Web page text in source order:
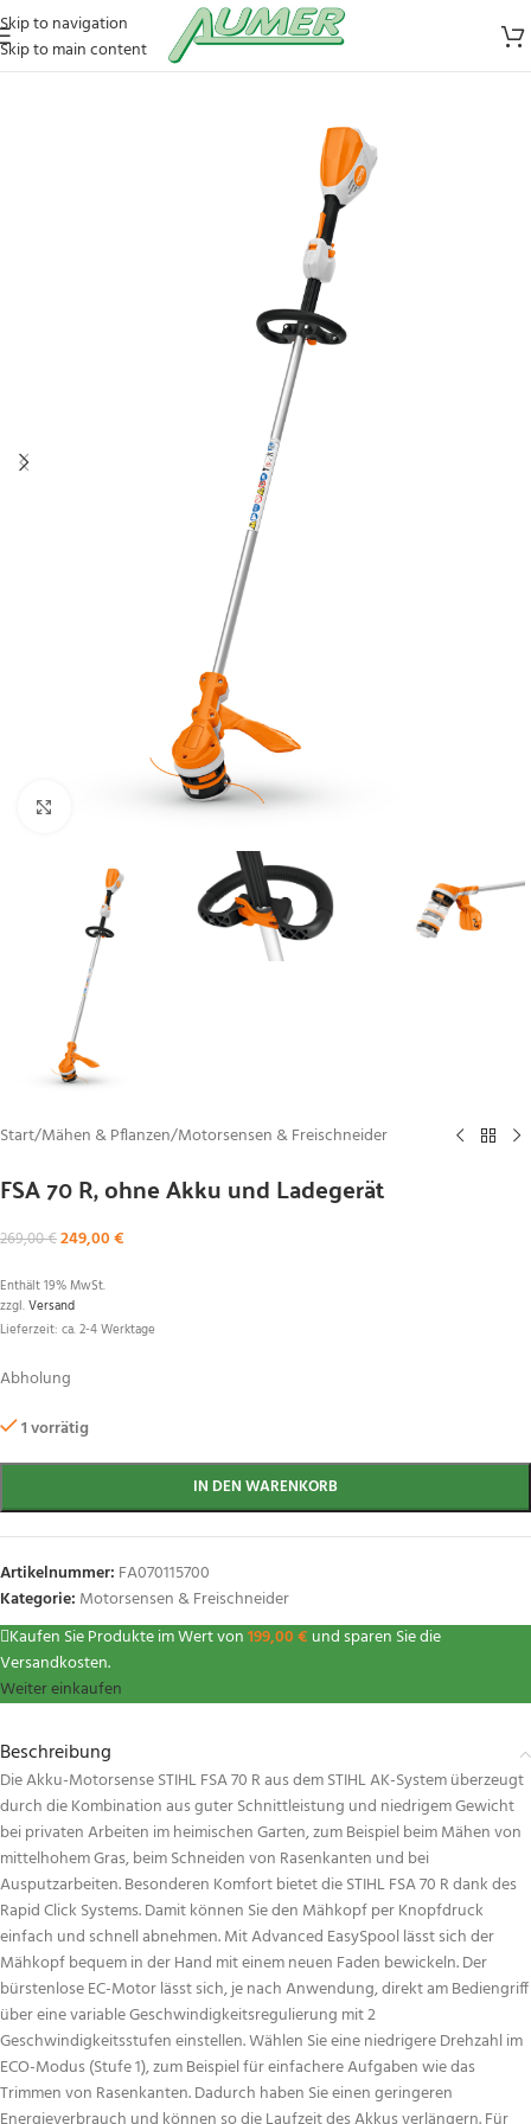
Skip to navigation
Skip to main content
Zum Vergrößern klicken
Start/Mähen & Pflanzen/Motorsensen & Freischneider
FSA 70 R, ohne Akku und Ladegerät
269,00€249,00€
Enthält 19% MwSt.
zzgl.Versand
Lieferzeit: ca. 2-4 Werktage
Abholung
1 vorrätig
IN DEN WARENKORB
Artikelnummer: FA070115700
Kategorie: Motorsensen & Freischneider
Kaufen Sie Produkte im Wert von199,00€ und sparen Sie die
Versandkosten.
Weiter einkaufen
Beschreibung
Die Akku-Motorsense STIHL FSA 70 R aus dem STIHL AK-System überzeugt
durch die Kombination aus guter Schnittleistung und niedrigem Gewicht
bei privaten Arbeiten im heimischen Garten, zum Beispiel beim Mähen von
mittelhohem Gras, beim Schneiden von Rasenkanten und bei
Ausputzarbeiten. Besonderen Komfort bietet die STIHL FSA 70 R dank des
Rapid Click Systems. Damit können Sie den Mähkopf per Knopfdruck
einfach und schnell abnehmen. Mit Advanced EasySpool lässt sich der
Mähkopf bequem in der Hand mit einem neuen Faden bewickeln. Der
bürstenlose EC-Motor lässt sich, je nach Anwendung, direkt am Bediengriff
über eine variable Geschwindigkeitsregulierung mit 2
Geschwindigkeitsstufen einstellen. Wählen Sie eine niedrigere Drehzahl im
ECO-Modus (Stufe 1), zum Beispiel für einfachere Aufgaben wie das
Trimmen von Rasenkanten. Dadurch haben Sie einen geringeren